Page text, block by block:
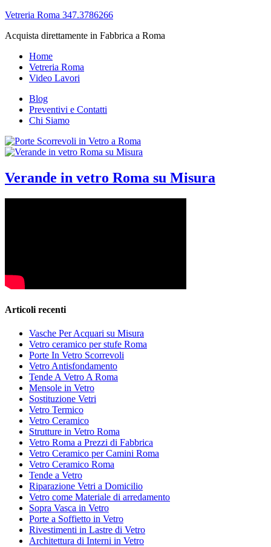
Vetreria Roma 347.3786266
Acquista direttamente in Fabbrica a Roma
Home
Vetreria Roma
Video Lavori
Blog
Preventivi e Contatti
Chi Siamo
Verande in vetro Roma su Misura
Articoli recenti
Vasche Per Acquari su Misura
Vetro ceramico per stufe Roma
Porte In Vetro Scorrevoli
Vetro Antisfondamento
Tende A Vetro A Roma
Mensole in Vetro
Sostituzione Vetri
Vetro Termico
Vetro Ceramico
Strutture in Vetro Roma
Vetro Roma a Prezzi di Fabbrica
Vetro Ceramico per Camini Roma
Vetro Ceramico Roma
Tende a Vetro
Riparazione Vetri a Domicilio
Vetro come Materiale di arredamento
Sopra Vasca in Vetro
Porte a Soffietto in Vetro
Rivestimenti in Lastre di Vetro
Architettura di Interni in Vetro